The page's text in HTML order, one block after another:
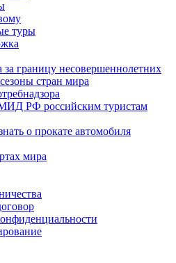
туры
за границу несовершеннолетних
стран мира
РФ российским туристам
о прокате автомобиля
мира